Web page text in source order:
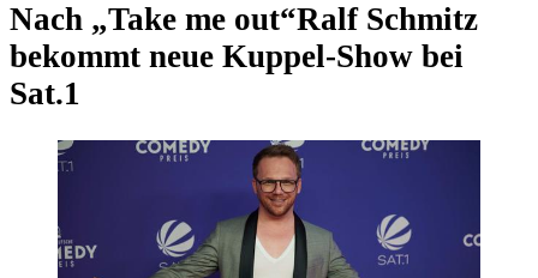
Nach „Take me out“Ralf Schmitz
bekommt neue Kuppel-Show bei
Sat.1